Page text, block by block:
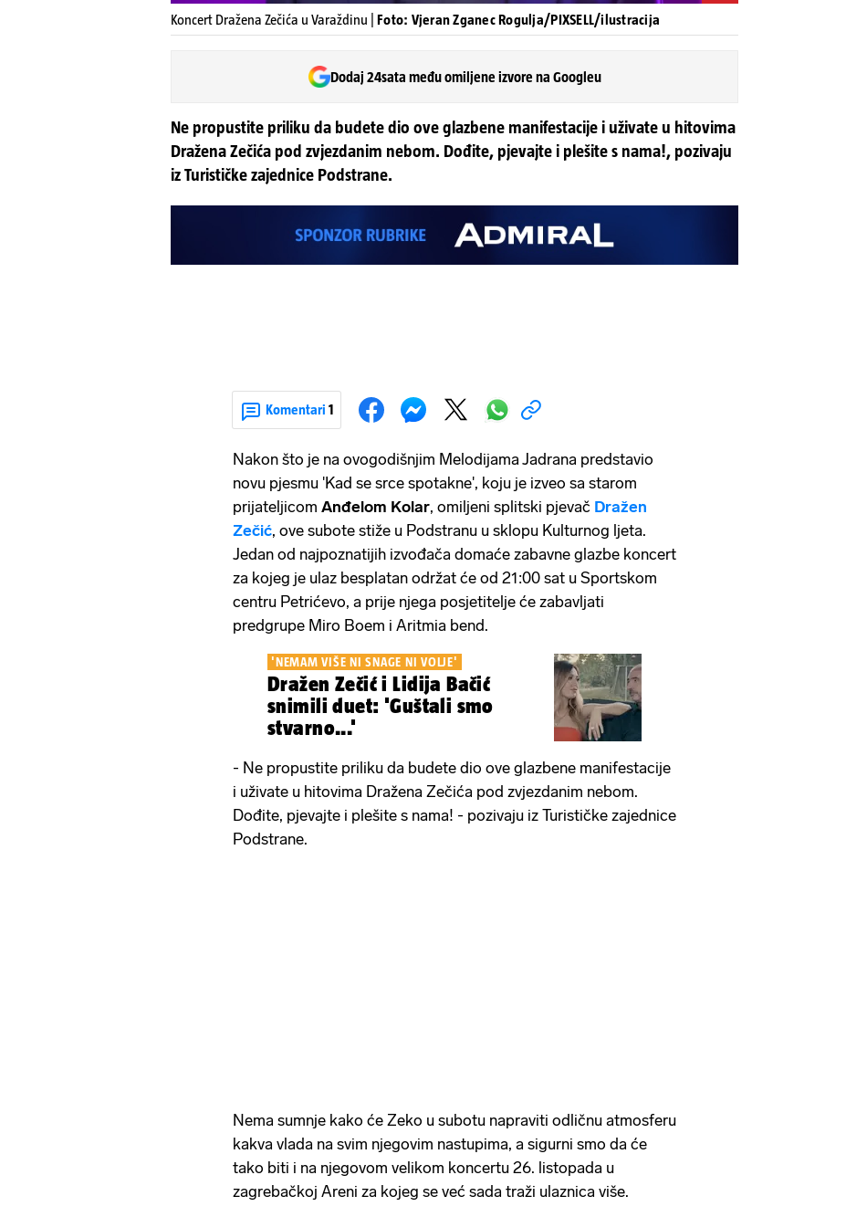
Koncert Dražena Zečića u Varaždinu | Foto: Vjeran Zganec Rogulja/PIXSELL/ilustracija
Dodaj 24sata među omiljene izvore na Googleu
Ne propustite priliku da budete dio ove glazbene manifestacije i uživate u hitovima
Dražena Zečića pod zvjezdanim nebom. Dođite, pjevajte i plešite s nama!, pozivaju
iz Turističke zajednice Podstrane.
Komentari 1
Nakon što je na ovogodišnjim Melodijama Jadrana predstavio
novu pjesmu 'Kad se srce spotakne', koju je izveo sa starom
prijateljicom Anđelom Kolar, omiljeni splitski pjevač Dražen
Zečić, ove subote stiže u Podstranu u sklopu Kulturnog ljeta.
Jedan od najpoznatijih izvođača domaće zabavne glazbe koncert
za kojeg je ulaz besplatan održat će od 21:00 sat u Sportskom
centru Petrićevo, a prije njega posjetitelje će zabavljati
predgrupe Miro Boem i Aritmia bend.
'NEMAM VIŠE NI SNAGE NI VOLJE'
Dražen Zečić i Lidija Bačić
snimili duet: 'Guštali smo
stvarno...'
- Ne propustite priliku da budete dio ove glazbene manifestacije
i uživate u hitovima Dražena Zečića pod zvjezdanim nebom.
Dođite, pjevajte i plešite s nama! - pozivaju iz Turističke zajednice
Podstrane.
Nema sumnje kako će Zeko u subotu napraviti odličnu atmosferu
kakva vlada na svim njegovim nastupima, a sigurni smo da će
tako biti i na njegovom velikom koncertu 26. listopada u
zagrebačkoj Areni za kojeg se već sada traži ulaznica više.